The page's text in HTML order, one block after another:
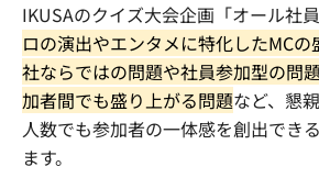
IKUSAのクイズ大会企画「オール社
ロの演出やエンタメに特化したMC
社ならではの問題や社員参加型の問
加者間でも盛り上がる問題など、懇
人数でも参加者の一体感を創出でき
ます。